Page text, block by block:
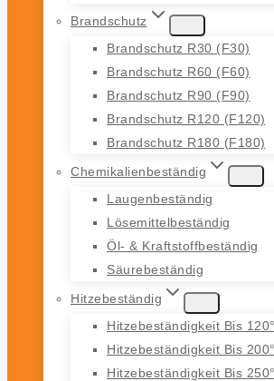
Brandschutz
Brandschutz R30 (F30)
Brandschutz R60 (F60)
Brandschutz R90 (F90)
Brandschutz R120 (F120)
Brandschutz R180 (F180)
Chemikalienbeständig
Laugenbeständig
Lösemittelbeständig
Öl- & Kraftstoffbeständig
Säurebeständig
Hitzebeständig
Hitzebeständigkeit Bis
Hitzebeständigkeit Bis
Hitzebeständigkeit Bis